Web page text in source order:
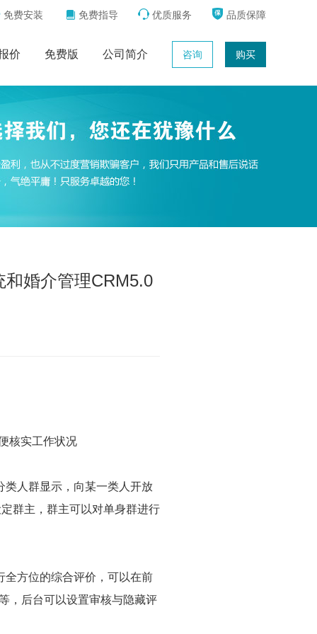
免费安装  免费指导  优质服务  品质保障
价 免费版 公司简介 咨询 购买
婚介管理CRM5.0
核实工作状况
类人群显示，向某一类人开放
群主，群主可以对单身群进行
全方位的综合评价，可以在前
，后台可以设置审核与隐藏评